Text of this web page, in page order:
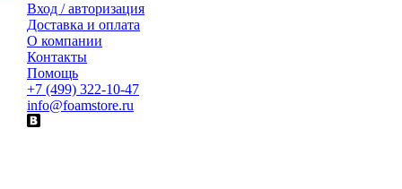
Вход / авторизация
Доставка и оплата
О компании
Контакты
Помощь
+7 (499) 322-10-47
info@foamstore.ru